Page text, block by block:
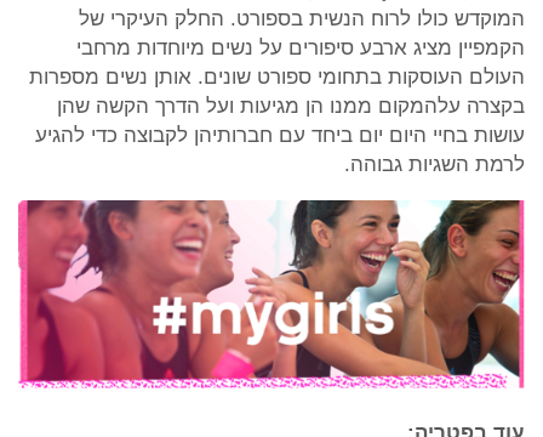
המוקדש כולו לרוח הנשית בספורט. החלק העיקרי של
הקמפיין מציג ארבע סיפורים על נשים מיוחדות מרחבי
העולם העוסקות בתחומי ספורט שונים. אותן נשים מספרות
בקצרה עלהמקום ממנו הן מגיעות ועל הדרך הקשה שהן
עושות בחיי היום יום ביחד עם חברותיהן לקבוצה כדי להגיע
לרמת השגיות גבוהה.
עוד בפטריה: